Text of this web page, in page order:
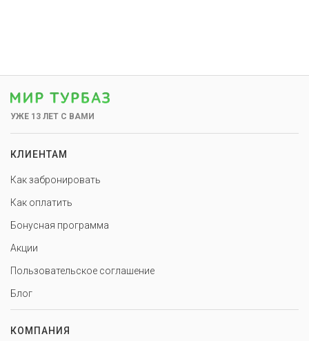
УЖЕ 13 ЛЕТ С ВАМИ
КЛИЕНТАМ
Как забронировать
Как оплатить
Бонусная программа
Акции
Пользовательское соглашение
Блог
КОМПАНИЯ